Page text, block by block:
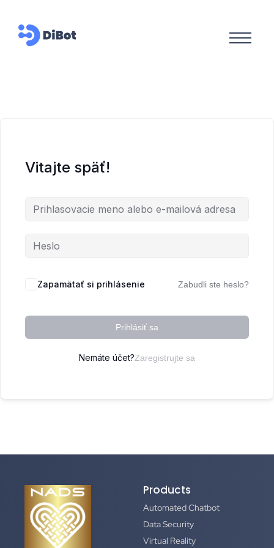
Vitajte späť!
Zapamätať si prihlásenie Zabudli ste heslo?
Prihlásiť sa
Nemáte účet?Zaregistrujte sa
Products
Automated Chatbot
Data Security
Virtual Reality